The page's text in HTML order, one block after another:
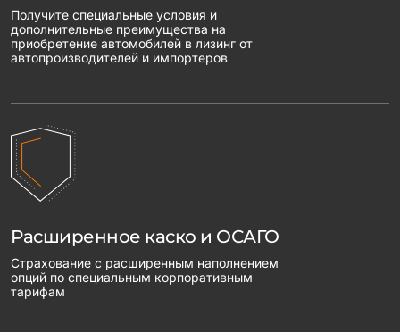
Получите специальные условия и
дополнительные преимущества на
приобретение автомобилей в лизинг от
автопроизводителей и импортеров
Расширенное каско и ОСАГО
Страхование с расширенным наполнением
опций по специальным корпоративным
тарифам